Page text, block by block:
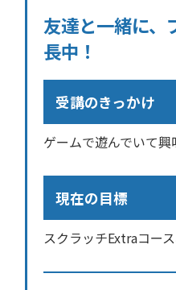
友達と一緒に、
長中！
受講のきっかけ
ゲームで遊んでいて興
現在の目標
スクラッチExtraコー